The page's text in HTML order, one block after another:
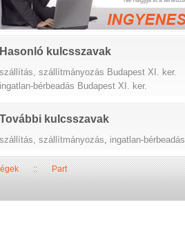
Hasonló kulcsszavak
szállítás, szállítmányozás Budapest XI. ker.
ingatlan-bérbeadás Budapest XI. ker.
További kulcsszavak
szállítás, szállítmányozás, ingatlan-bérbeadás
::Part